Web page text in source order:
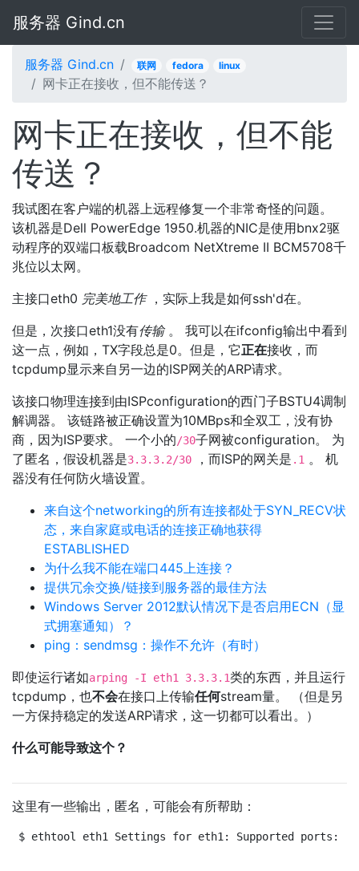
服务器 Gind.cn
服务器 Gind.cn 联网 fedora linux
网卡正在接收，但不能传送？
网卡正在接收，但不能
传送？
我试图在客户端的机器上远程修复一个非常奇怪的问题。
该机器是Dell PowerEdge 1950.机器的NIC是使用bnx2驱
动程序的双端口板载Broadcom NetXtreme II BCM5708千
兆位以太网。
主接口eth0 完美地工作，实际上我是如何ssh'd在。
但是，次接口eth1没有传输。 我可以在ifconfig输出中看到
这一点，例如，TX字段总是0。但是，它正在接收，而
tcpdump显示来自另一边的ISP网关的ARP请求。
该接口物理连接到由ISPconfiguration的西门子BSTU4调制
解调器。 该链路被正确设置为10MBps和全双工，没有协
商，因为ISP要求。 一个小的/30子网被configuration。 为
了匿名，假设机器是3.3.3.2/30 ，而ISP的网关是 .1 。 机
器没有任何防火墙设置。
来自这个networking的所有连接都处于SYN_RECV状
态，来自家庭或电话的连接正确地获得
ESTABLISHED
为什么我不能在端口445上连接？
提供冗余交换/链接到服务器的最佳方法
Windows Server 2012默认情况下是否启用ECN（显
式拥塞通知）？
ping：sendmsg：操作不允许（有时）
即使运行诸如arping -I eth1 3.3.3.1类的东西，并且运行
tcpdump，也不会在接口上传输任何stream量。 （但是另
一方保持稳定的发送ARP请求，这一切都可以看出。）
什么可能导致这个？
这里有一些输出，匿名，可能会有所帮助：
$ ethtool eth1 Settings for eth1: Supported ports: [